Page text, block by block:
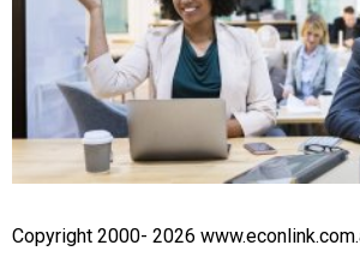
Copyright 2000- 2026